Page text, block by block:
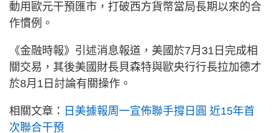
動用歐元干預匯市，打破西方貨幣當局長期以來的合
作慣例。
《金融時報》引述消息報道，美國於7月31日完成相
關交易，其後美國財長貝森特與歐央行行長拉加德才
於8月1日討論有關操作。
相關文章： 日美據報周一宣佈聯手撐日圓 近15年首
次聯合干預